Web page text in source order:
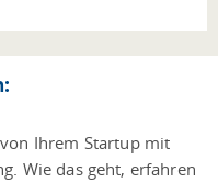
Ihrem Startup mit
Wie das geht, erfahren